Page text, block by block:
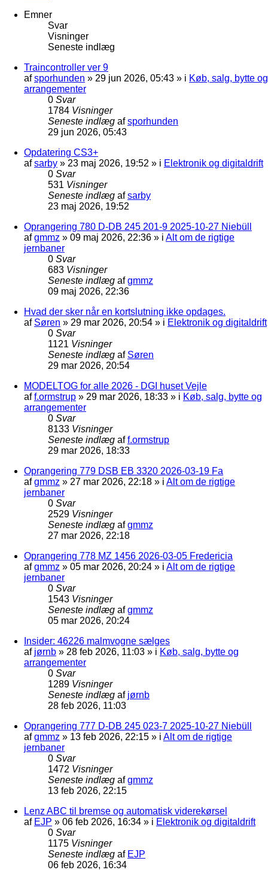
Emner
Svar
Visninger
Seneste indlæg
Traincontroller ver 9
afsporhunden » 29 jun 2026, 05:43 » i Køb, salg, bytte og
arrangementer
0 Svar
1784 Visninger
Seneste indlæg afsporhunden
29 jun 2026, 05:43
Opdatering CS3+
afsarby » 23 maj 2026, 19:52 » i Elektronik og digitaldrift
0 Svar
531 Visninger
Seneste indlæg afsarby
23 maj 2026, 19:52
Oprangering 780 D-DB 245 201-9 2025-10-27 Niebüll
afgmmz » 09 maj 2026, 22:36 » i Alt om de rigtige
jernbaner
0 Svar
683 Visninger
Seneste indlæg afgmmz
09 maj 2026, 22:36
Hvad der sker når en kortslutning ikke opdages.
af Søren » 29 mar 2026, 20:54 » i Elektronik og digitaldrift
0 Svar
1121 Visninger
Seneste indlæg af Søren
29 mar 2026, 20:54
MODELTOG for alle 2026 - DGI huset Vejle
aff.ormstrup » 29 mar 2026, 18:33 » i Køb, salg, bytte og
arrangementer
0 Svar
8133 Visninger
Seneste indlæg aff.ormstrup
29 mar 2026, 18:33
Oprangering 779 DSB EB 3320 2026-03-19 Fa
afgmmz » 27 mar 2026, 22:18 » i Alt om de rigtige
jernbaner
0 Svar
2529 Visninger
Seneste indlæg afgmmz
27 mar 2026, 22:18
Oprangering 778 MZ 1456 2026-03-05 Fredericia
afgmmz » 05 mar 2026, 20:24 » i Alt om de rigtige
jernbaner
0 Svar
1543 Visninger
Seneste indlæg afgmmz
05 mar 2026, 20:24
Insider: 46226 malmvogne sælges
af jørnb » 28 feb 2026, 11:03 » i Køb, salg, bytte og
arrangementer
0 Svar
1289 Visninger
Seneste indlæg af jørnb
28 feb 2026, 11:03
Oprangering 777 D-DB 245 023-7 2025-10-27 Niebüll
afgmmz » 13 feb 2026, 22:15 » i Alt om de rigtige
jernbaner
0 Svar
1472 Visninger
Seneste indlæg afgmmz
13 feb 2026, 22:15
Lenz ABC til bremse og automatisk viderekørsel
af EJP » 06 feb 2026, 16:34 » i Elektronik og digitaldrift
0 Svar
1175 Visninger
Seneste indlæg af EJP
06 feb 2026, 16:34